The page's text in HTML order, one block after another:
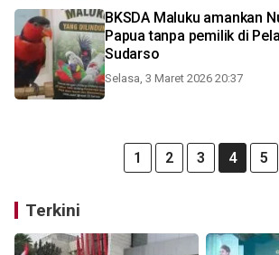
BKSDA Maluku amankan
Papua tanpa pemilik di
Sudarso
Selasa, 3 Maret 2026 20:37
1 2 3 4 5
Terkini